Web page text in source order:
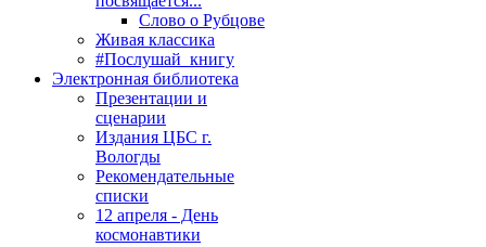
Слово о Рубцове
Живая классика
#Послушай_книгу
Электронная библиотека
Презентации и
сценарии
Издания ЦБС г.
Вологды
Рекомендательные
списки
12 апреля - День
космонавтики